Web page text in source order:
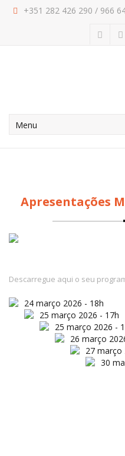
+351 282426 290 / 966
Menu
Apresentações
Descarregue aqui o seu
24 março 2026 - 18h
25 março 2026 - 17h
25 março 2026 -
26 março
27 março
30